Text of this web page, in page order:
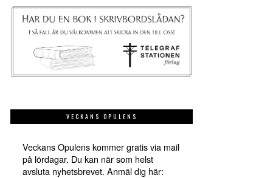
VECKANS OPULENS
Veckans Opulens kommer gratis via mail
på lördagar. Du kan när som helst
avsluta nyhetsbrevet. Anmäl dig här: